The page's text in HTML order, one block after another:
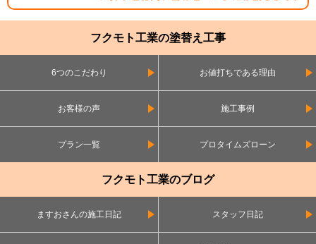
フクモト工業の塗替え工事
6つのこだわり お値打ちである理由
お客様の声 施工事例
プラン一覧 プロタイムズローン
フクモト工業のブログ
ますおさんの施工日記 スタッフ日記